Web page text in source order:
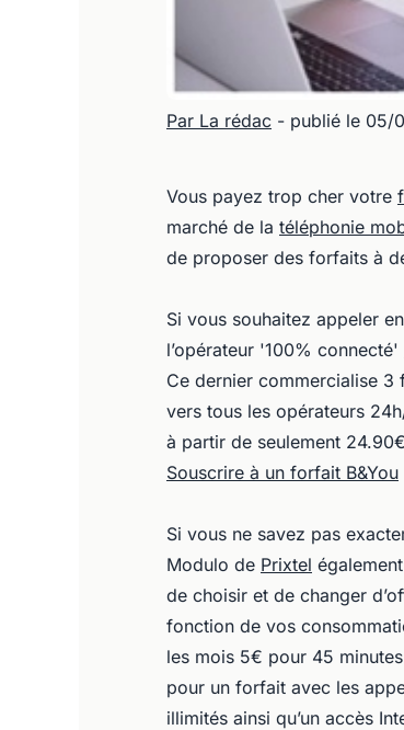
Par La rédac - publié le 05/
Vous payez trop cher votre
marché de la téléphonie
de proposer des forfaits à
Si vous souhaitez appeler
l’opérateur '100% connecté'
Ce dernier commercialise 3
vers tous les opérateurs
à partir de seulement
Souscrire à un forfait B&You
Si vous ne savez pas
Modulo de Prixtel également
de choisir et de changer
fonction de vos
les mois 5€ pour 45
pour un forfait avec les
illimités ainsi qu’un accès